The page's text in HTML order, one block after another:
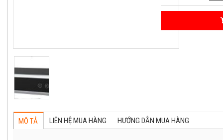
MÔ TẢ LIÊN HỆ MUA HÀNG HƯỚNG DẪN MUA HÀNG